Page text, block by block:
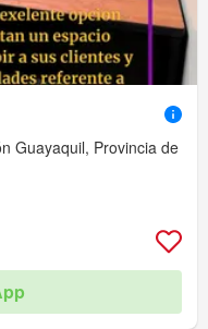
Guayaquil, Provincia de